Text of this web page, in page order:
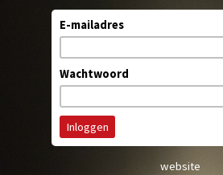
E-mailadres
Wachtwoord
website